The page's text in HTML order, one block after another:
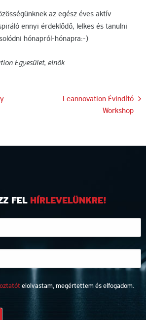
az egész éves aktív
ennyi érdeklődő, lelkes és tanulni
hónapról-hónapra:-)
Egyesület, elnök
Leannovation Évindító
Workshop
FEL HÍRLEVELÜNKRE!
elolvastam, megértettem és elfogadom.